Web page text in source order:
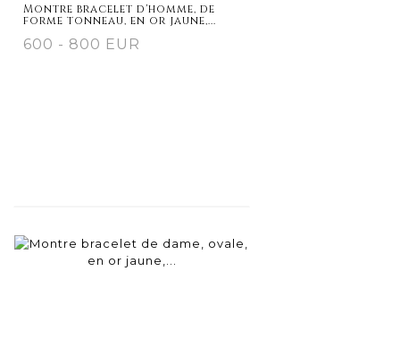
Montre bracelet d'homme, de
forme tonneau, en or jaune,...
600 - 800 EUR